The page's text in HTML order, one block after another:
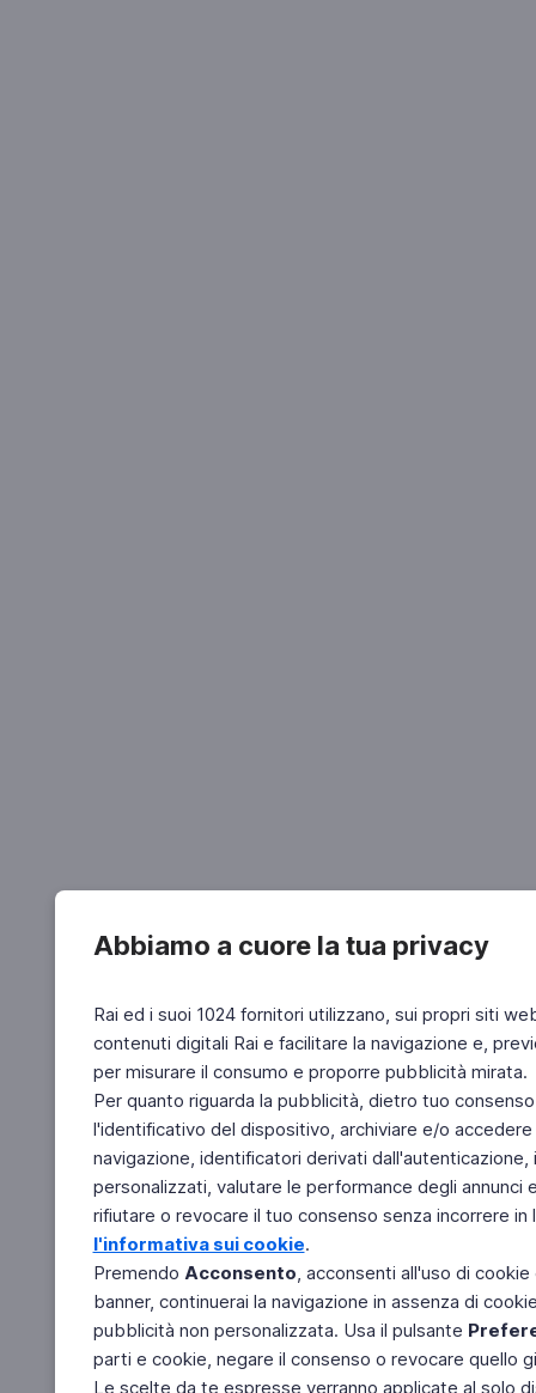
Abbiamo a cuore la tua privacy
Rai ed i suoi 1024 fornitori utilizzano, sui propri siti
contenuti digitali Rai e facilitare la navigazione e,
per misurare il consumo e proporre pubblicità mirata.
Per quanto riguarda la pubblicità, dietro tuo
l'identificativo del dispositivo, archiviare e/o
navigazione, identificatori derivati
personalizzati, valutare le performance degli
rifiutare o revocare il tuo consenso senza incorrere
l'informativa sui cookie.
Premendo Acconsento, acconsenti all'uso di
banner, continuerai la navigazione in assenza di
pubblicità non personalizzata. Usa il pulsante
parti e cookie, negare il consenso o revocare quello
Le scelte da te espresse verranno applicate al solo